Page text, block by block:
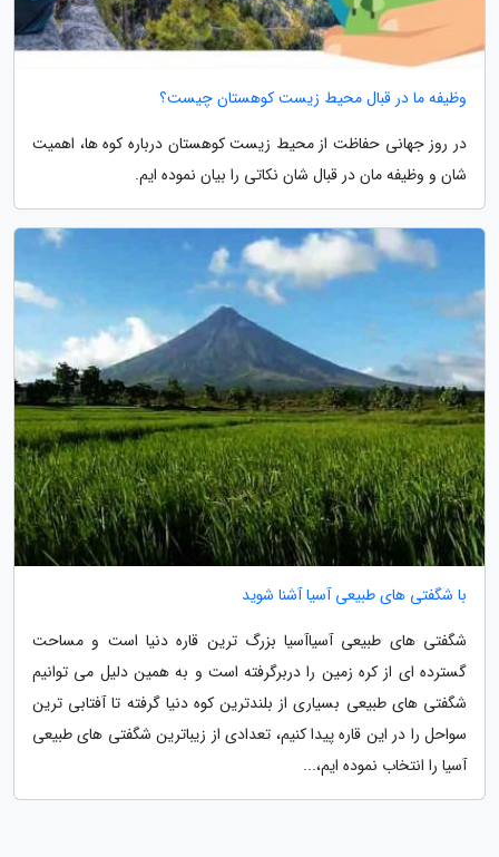
وظیفه ما در قبال محیط زیست کوهستان چیست؟
در روز جهانی حفاظت از محیط زیست کوهستان درباره کوه ها، اهمیت
شان و وظیفه مان در قبال شان نکاتی را بیان نموده ایم.
با شگفتی های طبیعی آسیا آشنا شوید
شگفتی های طبیعی آسیاآسیا بزرگ ترین قاره دنیا است و مساحت
گسترده ای از کره زمین را دربرگرفته است و به همین دلیل می توانیم
شگفتی های طبیعی بسیاری از بلندترین کوه دنیا گرفته تا آفتابی ترین
سواحل را در این قاره پیدا کنیم، تعدادی از زیباترین شگفتی های طبیعی
آسیا را انتخاب نموده ایم،...